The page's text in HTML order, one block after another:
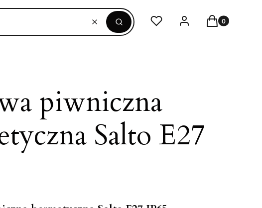
WyczyśćSzukaj
Ulubione Zaloguj sięProdukty w
Koszyk
piwniczna
Salto E27